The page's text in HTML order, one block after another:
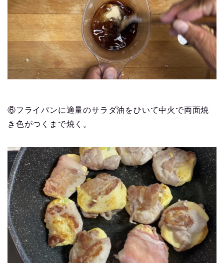
⑥フライパンに適量のサラダ油をひいて中火で両面焼
き色がつくまで焼く。